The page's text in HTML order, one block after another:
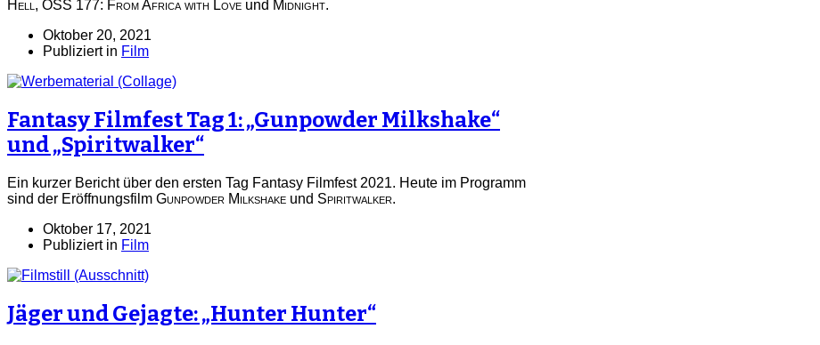
Hell , OSS 177: From Africa with Love und Midnight.
Oktober 20, 2021
Publiziert in Film
Fantasy Filmfest Tag 1: „Gunpowder Milkshake“
und „Spiritwalker“
Ein kurzer Bericht über den ersten Tag Fantasy Filmfest 2021. Heute im Programm
sind der Eröffnungsfilm Gunpowder Milkshake und Spiritwalker.
Oktober 17, 2021
Publiziert in Film
Jäger und Gejagte: „Hunter Hunter“